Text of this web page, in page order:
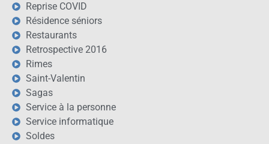
Reprise COVID
Résidence séniors
Restaurants
Retrospective 2016
Rimes
Saint-Valentin
Sagas
Service à la personne
Service informatique
Soldes